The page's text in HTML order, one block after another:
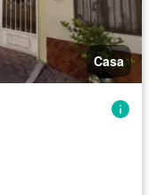
Casa